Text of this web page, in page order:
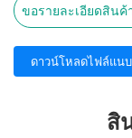
ขอรายละเอียดสินค้
ดาวน์โหลดไฟล์แนบ
สิ